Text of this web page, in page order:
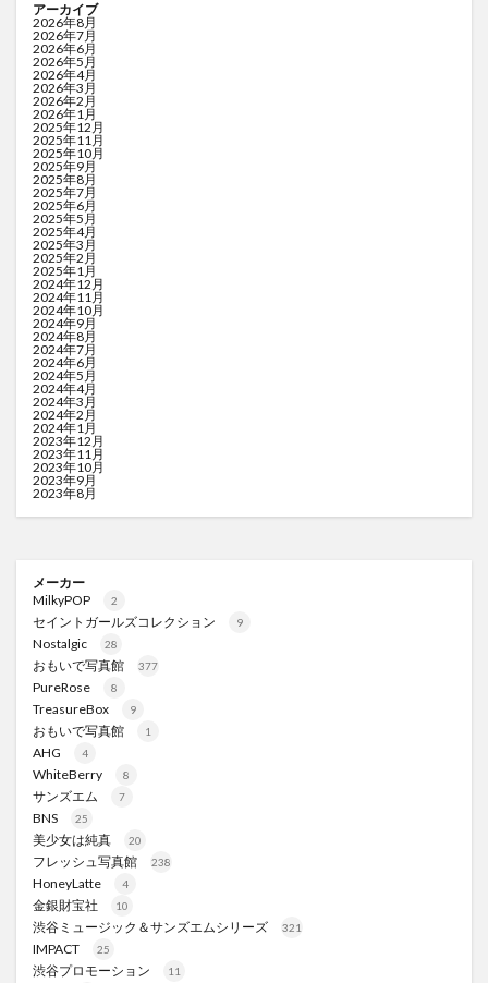
アーカイブ
2026年8月
2026年7月
2026年6月
2026年5月
2026年4月
2026年3月
2026年2月
2026年1月
2025年12月
2025年11月
2025年10月
2025年9月
2025年8月
2025年7月
2025年6月
2025年5月
2025年4月
2025年3月
2025年2月
2025年1月
2024年12月
2024年11月
2024年10月
2024年9月
2024年8月
2024年7月
2024年6月
2024年5月
2024年4月
2024年3月
2024年2月
2024年1月
2023年12月
2023年11月
2023年10月
2023年9月
2023年8月
メーカー
MilkyPOP
2
セイントガールズコレクション 9
Nostalgic 28
おもいで写真館 377
PureRose 8
TreasureBox 9
おもいで写真館 1
AHG 4
WhiteBerry 8
サンズエム 7
BNS 25
美少女は純真 20
フレッシュ写真館 238
HoneyLatte 4
金銀財宝社 10
渋谷ミュージック＆サンズエムシリーズ 321
IMPACT 25
渋谷プロモーション 11